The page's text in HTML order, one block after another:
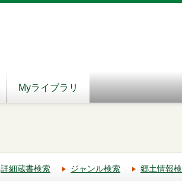
Myライブラリ
詳細蔵書検索 ジャンル検索 郷土情報